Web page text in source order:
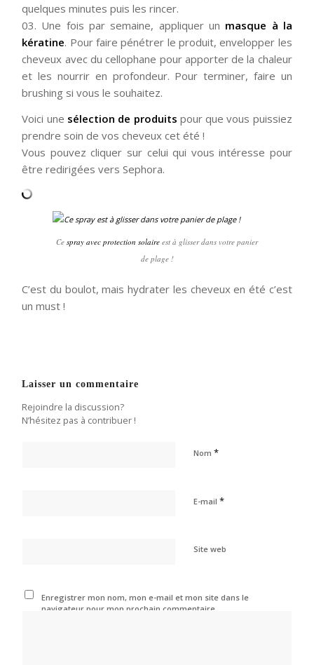
quelques minutes puis les rincer.
03. Une fois par semaine, appliquer un masque à la
kératine. Pour faire pénétrer le produit, envelopper les
cheveux avec du cellophane pour apporter de la chaleur
et les nourrir en profondeur. Pour terminer, faire un
brushing si vous le souhaitez.
Voici une sélection de produits pour que vous puissiez
prendre soin de vos cheveux cet été !
Vous pouvez cliquer sur celui qui vous intéresse pour
être redirigées vers Sephora.
Ce spray avec protection solaire est à glisser dans votre panier
de plage !
C’est du boulot, mais hydrater les cheveux en été c’est
un must !
Laisser un commentaire
Rejoindre la discussion?
N’hésitez pas à contribuer !
Nom*
E-mail*
Site web
Enregistrer mon nom, mon e-mail et mon site dans le
navigateur pour mon prochain commentaire.